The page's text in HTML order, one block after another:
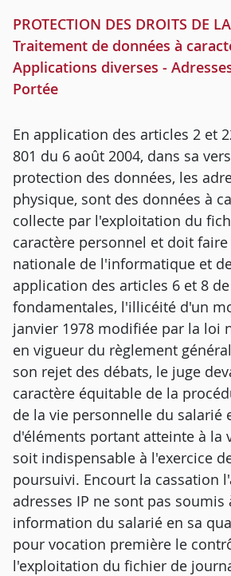
PROTECTION DES DROITS
Traitement de données à
Applications diverses -
Portée
En application des articles 2 et
801 du 6 août 2004, dans sa
protection des données, les
physique, sont des données à
collecte par l'exploitation du
caractère personnel et doit
nationale de l'informatique et
application des articles 6 et 8
fondamentales, l'illicéité d'un
janvier 1978 modifiée par la loi
en vigueur du règlement
son rejet des débats, le juge
caractère équitable de la
de la vie personnelle du
d'éléments portant atteinte à la
soit indispensable à l'exercice
poursuivi. Encourt la cassation
adresses IP ne sont pas
information du salarié en sa
pour vocation première le
l'exploitation du fichier de